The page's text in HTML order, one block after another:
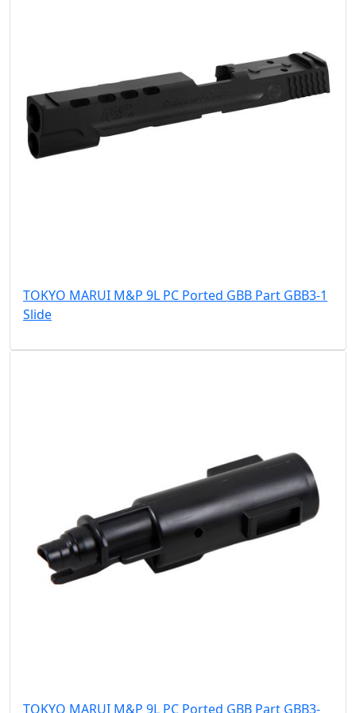
TOKYO MARUI M&P 9L PC Ported GBB Part GBB3-1
Slide
TOKYO MARUI M&P 9L PC Ported GBB Part GBB3-